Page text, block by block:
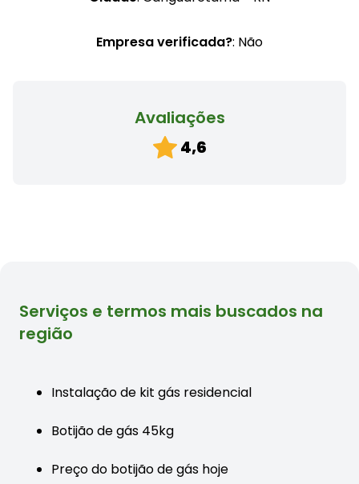
Empresa verificada?: Não
Avaliações
4,6
Serviços e termos mais buscados na
região
Instalação de kit gás residencial
Botijão de gás 45kg
Preço do botijão de gás hoje